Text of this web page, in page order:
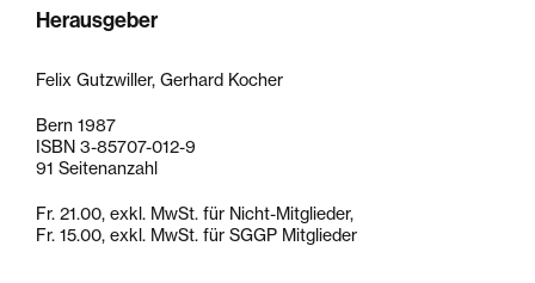
Herausgeber
Felix Gutzwiller, Gerhard Kocher
Bern 1987
ISBN 3-85707-012-9
91 Seitenanzahl
Fr. 21.00, exkl. MwSt. für Nicht-Mitglieder,
Fr. 15.00, exkl. MwSt. für SGGP Mitglieder